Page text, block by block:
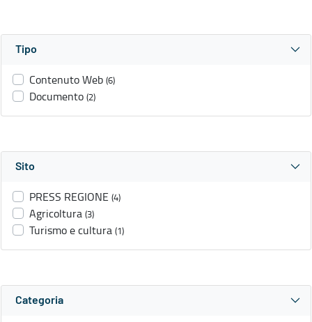
Tipo
Contenuto Web (6)
Documento (2)
Sito
PRESS REGIONE (4)
Agricoltura (3)
Turismo e cultura (1)
Categoria